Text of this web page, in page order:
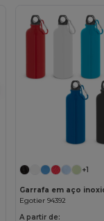
+1
Egotier 94392
A partir de: